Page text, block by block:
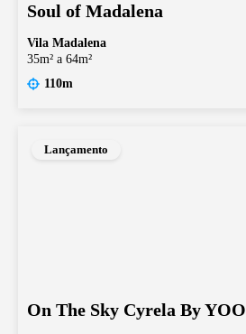
Soul of Madalena
Vila Madalena
35m² a 64m²
110m
Lançamento
On The Sky Cyrela By YOO